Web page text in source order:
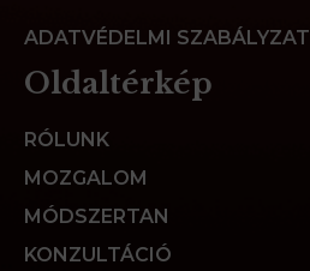
ADATVÉDELMI SZABÁLYZAT
Oldaltérkép
RÓLUNK
MOZGALOM
MÓDSZERTAN
KONZULTÁCIÓ